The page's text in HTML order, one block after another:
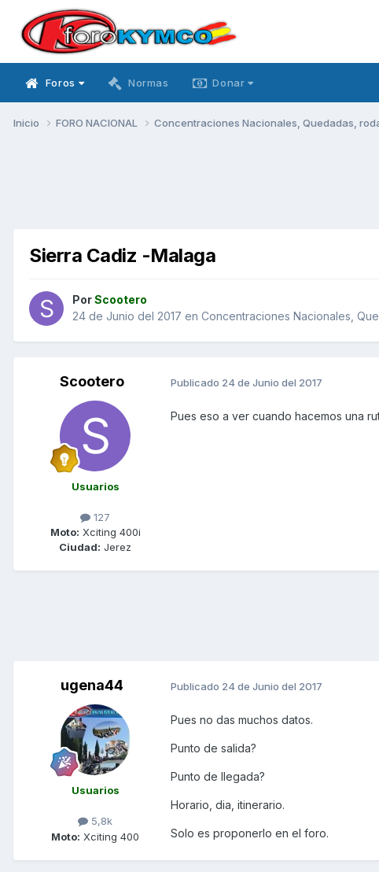
Foros Normas Donar
Inicio FORO NACIONAL Concentraciones Nacionales, Quedadas,
Sierra Cadiz -Malaga
PorScootero
24 de Junio del 2017 en Concentraciones Nacionales,
Scootero
Usuarios
127
Moto: Xciting 400i
Ciudad: Jerez
Publicado 24 de Junio del 2017
Pues eso a ver cuando hacemos una
ugena44
Usuarios
5,8k
Moto: Xciting 400
Publicado 24 de Junio del 2017
Pues no das muchos datos.
Punto de salida?
Punto de llegada?
Horario, dia, itinerario.
Solo es proponerlo en el foro.